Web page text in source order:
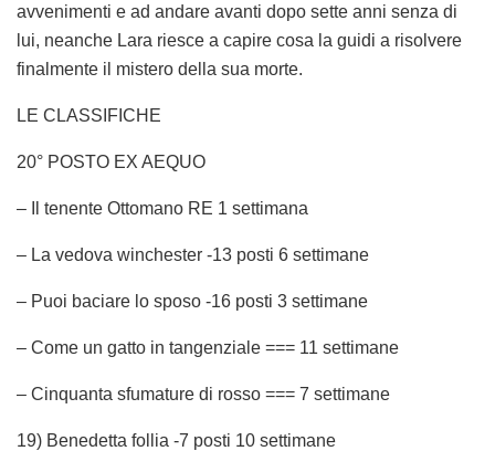
avvenimenti e ad andare avanti dopo sette anni senza di
lui, neanche Lara riesce a capire cosa la guidi a risolvere
finalmente il mistero della sua morte.
LE CLASSIFICHE
20° POSTO EX AEQUO
– Il tenente Ottomano RE 1 settimana
– La vedova winchester -13 posti 6 settimane
– Puoi baciare lo sposo -16 posti 3 settimane
– Come un gatto in tangenziale === 11 settimane
– Cinquanta sfumature di rosso === 7 settimane
19) Benedetta follia -7 posti 10 settimane